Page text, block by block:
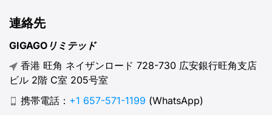
連絡先
GIGAGOリミテッド
香港 旺角 ネイザンロード 728-730 広安銀行旺角支店
ビル 2階 C室 205号室
携帯電話： +1 657-571-1199 (WhatsApp)